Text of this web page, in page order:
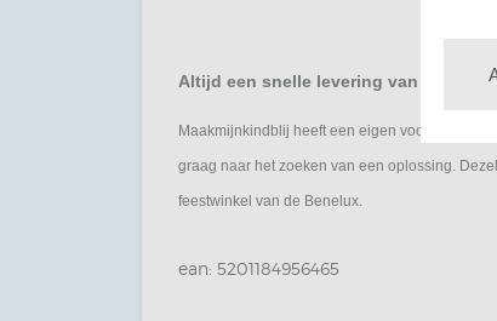
Altijd een snelle levering van de
Maakmijnkindblij heeft een eigen
graag naar het zoeken van een oplossing.
feestwinkel van de Benelux.
ean: 5201184956465